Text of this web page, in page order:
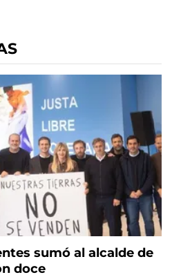
sumó al alcalde de
doce